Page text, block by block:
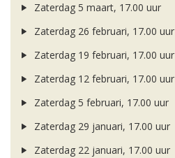
Zaterdag 5 maart, 17.00 uur
Zaterdag 26 februari, 17.00 uur
Zaterdag 19 februari, 17.00 uur
Zaterdag 12 februari, 17.00 uur
Zaterdag 5 februari, 17.00 uur
Zaterdag 29 januari, 17.00 uur
Zaterdag 22 januari, 17.00 uur